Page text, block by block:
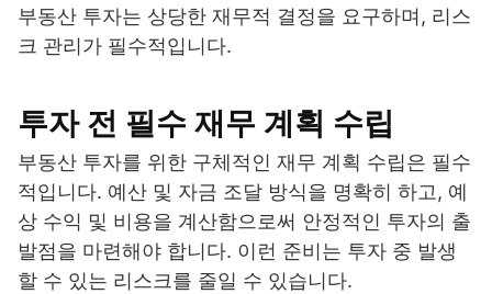
부동산 투자는 상당한 재무적 결정을 요구하며, 리스
크 관리가 필수적입니다.
투자 전 필수 재무 계획 수립
부동산 투자를 위한 구체적인 재무 계획 수립은 필수
적입니다. 예산 및 자금 조달 방식을 명확히 하고, 예
상 수익 및 비용을 계산함으로써 안정적인 투자의 출
발점을 마련해야 합니다. 이런 준비는 투자 중 발생
할 수 있는 리스크를 줄일 수 있습니다.